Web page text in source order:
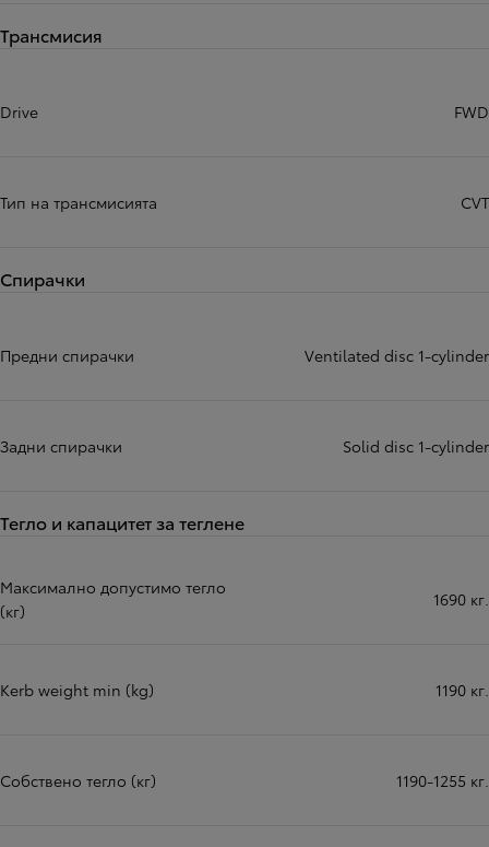
Трансмисия
Drive FWD
Тип на трансмисията CVT
Спирачки
Предни спирачки Ventilated disc 1-cylinder
Задни спирачки Solid disc 1-cylinder
Тегло и капацитет за теглене
Максимално допустимо тегло
(кг)
1690 кг.
Kerb weight min (kg) 1190 кг.
Собствено тегло (кг) 1190-1255 кг.